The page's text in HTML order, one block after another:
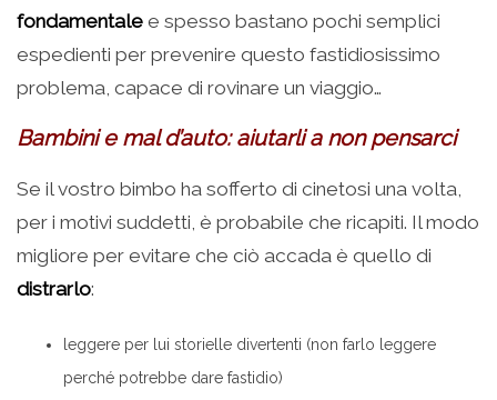
fondamentale e spesso bastano pochi semplici
espedienti per prevenire questo fastidiosissimo
problema, capace di rovinare un viaggio…
Bambini e mal d’auto: aiutarli a non pensarci
Se il vostro bimbo ha sofferto di cinetosi una volta,
per i motivi suddetti, è probabile che ricapiti. Il modo
migliore per evitare che ciò accada è quello di
distrarlo:
leggere per lui storielle divertenti (non farlo leggere
perché potrebbe dare fastidio)